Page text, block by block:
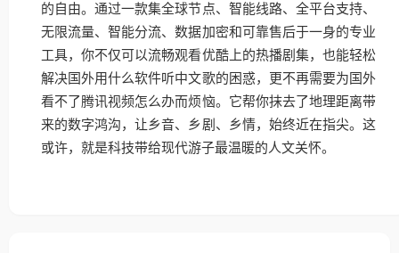
的自由。通过一款集全球节点、智能线路、全平台支持、
无限流量、智能分流、数据加密和可靠售后于一身的专业
工具，你不仅可以流畅观看优酷上的热播剧集，也能轻松
解决国外用什么软件听中文歌的困惑，更不再需要为国外
看不了腾讯视频怎么办而烦恼。它帮你抹去了地理距离带
来的数字鸿沟，让乡音、乡剧、乡情，始终近在指尖。这
或许，就是科技带给现代游子最温暖的人文关怀。